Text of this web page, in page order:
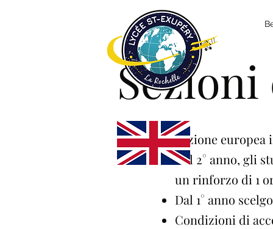
Sezione europea
Nel 2° anno, gli
un rinforzo di 1
Dal 1° anno
Condizioni di